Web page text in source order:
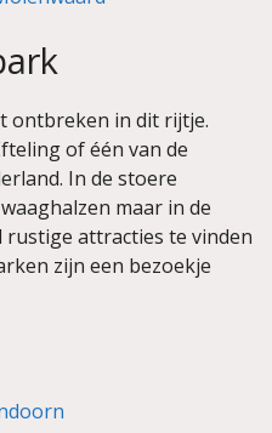
ontbreken in dit rijtje.
of één van de
In de stoere
maar in de
rustige attracties te vinden
zijn een bezoekje